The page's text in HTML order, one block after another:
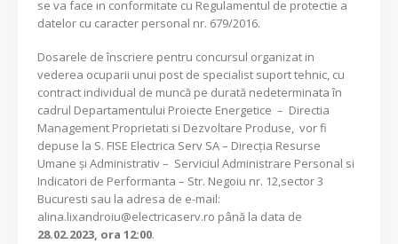
se va face in conformitate cu Regulamentul de protectie a
datelor cu caracter personal nr. 679/2016.
Dosarele de înscriere pentru concursul organizat in
vederea ocuparii unui post de specialist suport tehnic, cu
contract individual de muncă pe durată nedeterminata în
cadrul Departamentului Proiecte Energetice – Directia
Management Proprietati si Dezvoltare Produse, vor fi
depuse la S. FISE Electrica Serv SA – Direcția Resurse
Umane și Administrativ – Serviciul Administrare Personal si
Indicatori de Performanta – Str. Negoiu nr. 12,sector 3
Bucuresti sau la adresa de e-mail:
alina.lixandroiu@electricaserv.ro până la data de
28.02.2023, ora 12:00.